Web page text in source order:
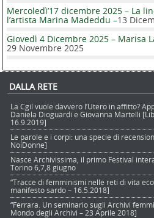
Mercoledì’17 dicembre 2025 – La
l’artista Marina Madeddu –13
Giovedì 4 Dicembre 2025 – Marisa
29 Novembre 2025
DALLA RETE
La Cgil vuole davvero l’Utero in affitto?
Daniela Dioguardi e Giovanna Martelli
16.9.2019]
Le parole e i corpi: una specie di
NoiDonne]
Nasce Archivissima, il primo Festival
Torino 6,7,8 giugno
“Tracce di femminismi nelle reti di vita
manifesto sardo – 16.5.2018]
“Ferrara. Un seminario sugli Archivi
Mondo degli Archivi – 23 Aprile 2018]